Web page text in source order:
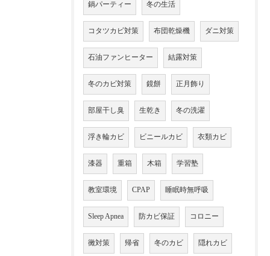
鍋パーティー 冬の生活
コタツカビ対策 布団乾燥機 ダニ対策
石油ファンヒーター 結露対策
冬のカビ対策 鏡餅 正月飾り
部屋干し臭 生乾き 冬の洗濯
浮き輪カビ ビニールカビ 衣類カビ
漆器 重箱 木箱 学習塾
教室環境 CPAP 睡眠時無呼吸
Sleep Apnea 防カビ保証 コロニー
黴対策 帰省 冬のカビ 隠れカビ